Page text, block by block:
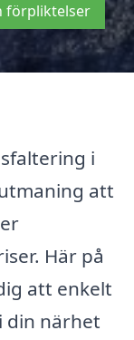
förpliktelser
i
att
Här på
att enkelt
din närhet